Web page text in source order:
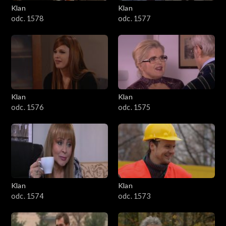
501–600
201–300
101–200
Klan
odc. 1578
Klan
odc. 1577
Klan
odc. 1576
Klan
odc. 1575
Klan
odc. 1574
Klan
odc. 1573